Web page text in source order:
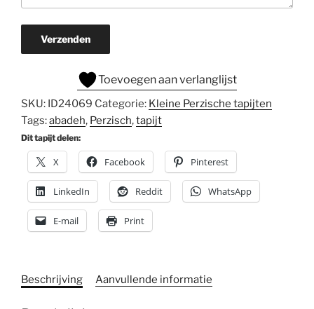
Verzenden
Toevoegen aan verlanglijst
SKU: ID24069 Categorie: Kleine Perzische tapijten
Tags:abadeh, Perzisch,tapijt
Dit tapijt delen:
X Facebook Pinterest
LinkedIn Reddit WhatsApp
E-mail Print
Beschrijving Aanvullende informatie